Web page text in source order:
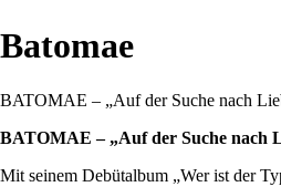
Batomae
BATOMAE – „Auf der Suche nach
BATOMAE – „Auf der Suche nach
Mit seinem Debütalbum „Wer ist der